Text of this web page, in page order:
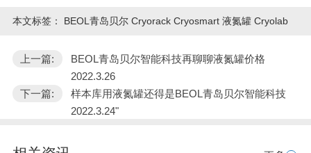
本文标签： BEOL青岛贝尔 Cryorack Cryosmart 液氮罐 Cryolab
上一篇:
BEOL青岛贝尔智能科技再聊聊液氮罐价格
2022.3.26
下一篇:
样本库用液氮罐还得是BEOL青岛贝尔智能科技
2022.3.24"